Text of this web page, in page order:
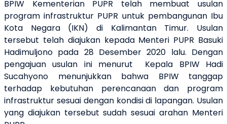
BPIW Kementerian PUPR telah membuat usulan
program infrastruktur PUPR untuk pembangunan Ibu
Kota Negara (IKN) di Kalimantan Timur. Usulan
tersebut telah diajukan kepada Menteri PUPR Basuki
Hadimuljono pada 28 Desember 2020 lalu. Dengan
pengajuan usulan ini menurut Kepala BPIW Hadi
Sucahyono menunjukkan bahwa BPIW tanggap
terhadap kebutuhan perencanaan dan program
infrastruktur sesuai dengan kondisi di lapangan. Usulan
yang diajukan tersebut sudah sesuai arahan Menteri